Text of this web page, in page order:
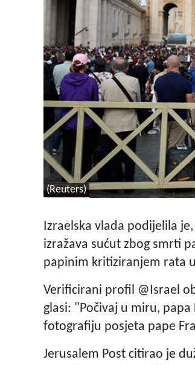
(Reuters)
Izraelska vlada podijelila
izražava sućut zbog smrti
papinim kritiziranjem rata
Verificirani profil @Israel
glasi: "Počivaj u miru,
fotografiju posjeta pape
Jerusalem Post citirao je